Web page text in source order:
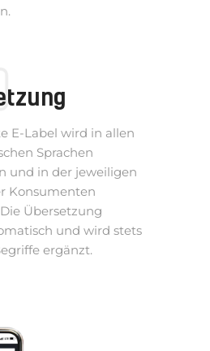
E-Label wird in allen
Sprachen
und in der jeweiligen
Konsumenten
Übersetzung
und wird stets
ergänzt.